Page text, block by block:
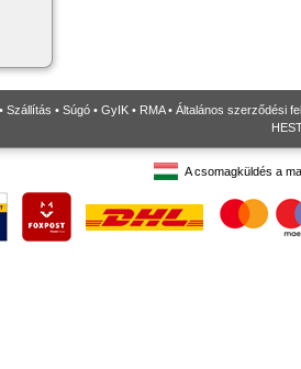
• Szállítás • Súgó • GyIK • RMA• Általános szerződési
A csomagküldés a